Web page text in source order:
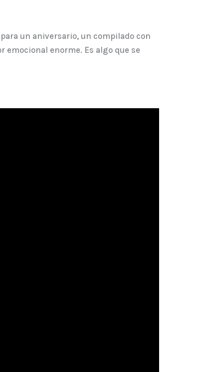
un aniversario, un compilado con
enorme. Es algo que se